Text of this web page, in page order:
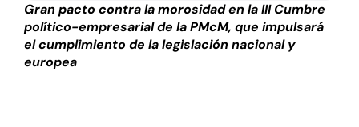
Gran pacto contra la morosidad en la III Cumbre
político-empresarial de la PMcM, que impulsará
el cumplimiento de la legislación nacional y
europea